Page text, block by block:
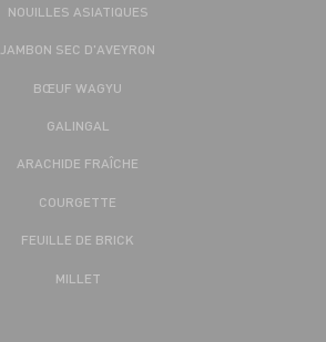
NOUILLES ASIATIQUES
JAMBON SEC D'AVEYRON
BŒUF WAGYU
GALINGAL
ARACHIDE FRAÎCHE
COURGETTE
FEUILLE DE BRICK
MILLET